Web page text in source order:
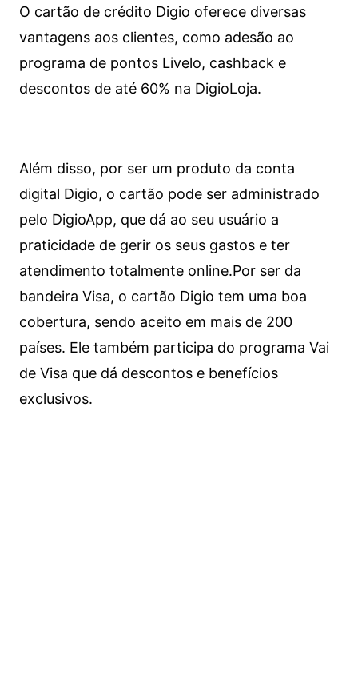
O cartão de crédito Digio oferece diversas
vantagens aos clientes, como adesão ao
programa de pontos Livelo, cashback e
descontos de até 60% na DigioLoja.
Além disso, por ser um produto da conta
digital Digio, o cartão pode ser administrado
pelo DigioApp, que dá ao seu usuário a
praticidade de gerir os seus gastos e ter
atendimento totalmente online.Por ser da
bandeira Visa, o cartão Digio tem uma boa
cobertura, sendo aceito em mais de 200
países. Ele também participa do programa Vai
de Visa que dá descontos e benefícios
exclusivos.